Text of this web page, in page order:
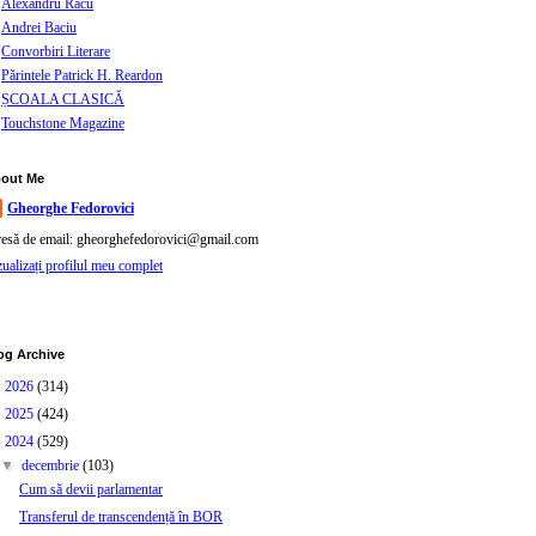
Alexandru Racu
Andrei Baciu
Convorbiri Literare
Părintele Patrick H. Reardon
ȘCOALA CLASICĂ
Touchstone Magazine
Me
Gheorghe Fedorovici
de email: gheorghefedorovici@gmail.com
profilul meu complet
Archive
2026 (314)
2025 (424)
2024 (529)
▼decembrie(103)
Cum să devii parlamentar
Transferul de transcendență în BOR